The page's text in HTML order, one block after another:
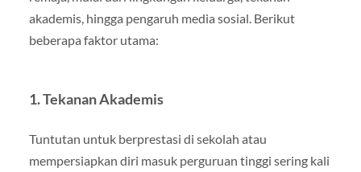
akademis, hingga pengaruh media sosial. Berikut
beberapa faktor utama:
1. Tekanan Akademis
Tuntutan untuk berprestasi di sekolah atau
mempersiapkan diri masuk perguruan tinggi sering kali